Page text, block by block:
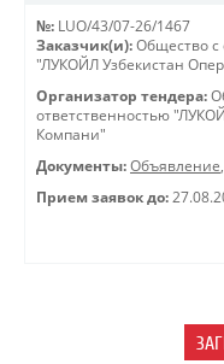
№: LUO/43/07-26/1467
Заказчик(и): Общество с
"ЛУКОЙЛ Узбекистан
Организатор тендера:
ответственностью
Компани"
Документы: Объявление,
Прием заявок до: